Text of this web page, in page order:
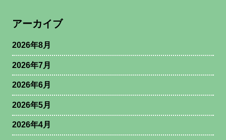
アーカイブ
2026年8月
2026年7月
2026年6月
2026年5月
2026年4月